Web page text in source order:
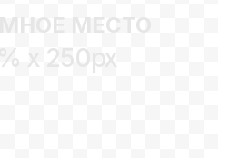
МЕСТО
x 250px